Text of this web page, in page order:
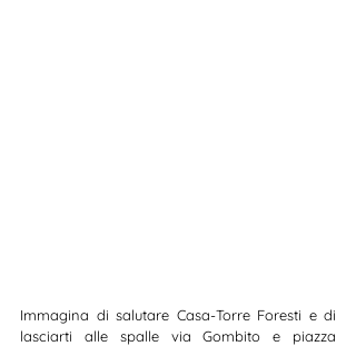
Immagina di salutare Casa-Torre Foresti e di
lasciarti alle spalle via Gombito e piazza